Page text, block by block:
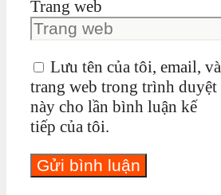
Trang web
Lưu tên của tôi, email, và
trang web trong trình duyệt
này cho lần bình luận kế
tiếp của tôi.